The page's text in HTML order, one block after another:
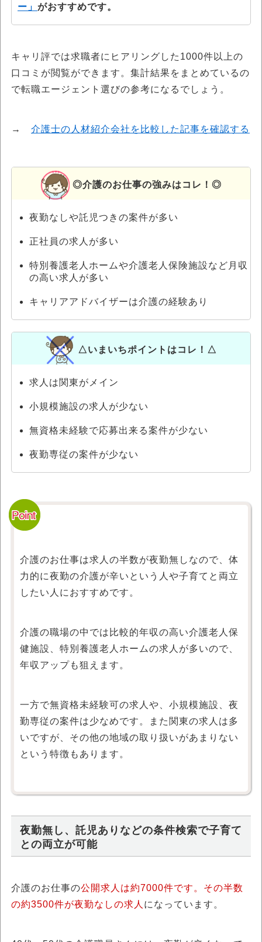
ー」 がおすすめです。
キャリ評では求職者にヒアリングした1000件以上の
口コミが閲覧ができます。集計結果をまとめているの
で転職エージェント選びの参考になるでしょう。
→ 介護士の人材紹介会社を比較した記事を確認する
◎介護のお仕事の強みはコレ！◎
夜勤なしや託児つきの案件が多い
正社員の求人が多い
特別養護老人ホームや介護老人保険施設など月収
の高い求人が多い
キャリアアドバイザーは介護の経験あり
△いまいちポイントはコレ！△
求人は関東がメイン
小規模施設の求人が少ない
無資格未経験で応募出来る案件が少ない
夜勤専従の案件が少ない
介護のお仕事は求人の半数が夜勤無しなので、体
力的に夜勤の介護が辛いという人や子育てと両立
したい人におすすめです。
介護の職場の中では比較的年収の高い介護老人保
健施設、特別養護老人ホームの求人が多いので、
年収アップも狙えます。
一方で無資格未経験可の求人や、小規模施設、夜
勤専従の案件は少なめです。また関東の求人は多
いですが、その他の地域の取り扱いがあまりない
という特徴もあります。
夜勤無し、託児ありなどの条件検索で子育て
との両立が可能
介護のお仕事の公開求人は約7000件です。その半数
の約3500件が夜勤なしの求人 になっています。